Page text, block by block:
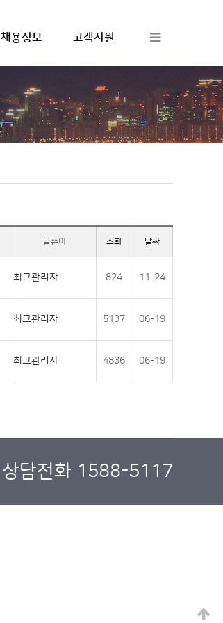
채용정보
고객지원
글쓴이 조회 날짜
최고관리자 824 11-24
최고관리자 5137 06-19
최고관리자 4836 06-19
상담전화 1588-5117